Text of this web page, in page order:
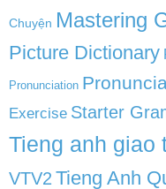
Chuyện Mastering
Picture Dictionary
Pronunciation
Exercise Starter
Tieng anh giao
VTV2 Tieng Anh